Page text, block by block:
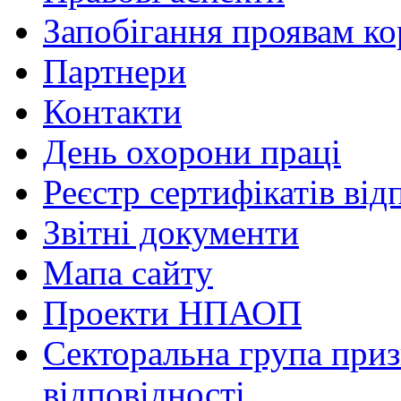
Запобігання проявам
Партнери
Контакти
День охорони праці
Реєстр сертифікатів
Звітні документи
Мапа сайту
Проекти НПАОП
Секторальна група